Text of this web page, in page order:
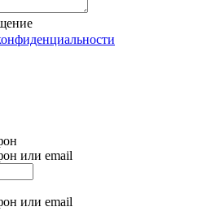
или email
или email